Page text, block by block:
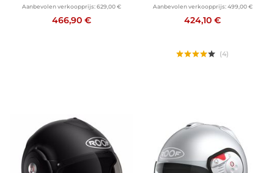
Aanbevolen verkoopprijs:629,00 €
466,90 €
Aanbevolen verkoopprijs: 499,00 €
424,10 €
(4)